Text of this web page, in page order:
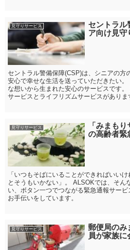
見守りサービス
セントラル
ア向け見守
セントラル警備保障(CSP)は、シニアの方
安心で幸せな生活を送っていただきたい
な想いから生まれた安心のサービスです
サービスとライフリズムサービスがありま
見守りサービス
「みまも
の高齢者緊
「いつもそばにいることができればいい
とそうもいかない」。 ALSOKでは、そん
い、ボタン一つでつながる緊急通報サー
お手伝いをしています。
見守りサービス
郵便局のみ
員が家族に